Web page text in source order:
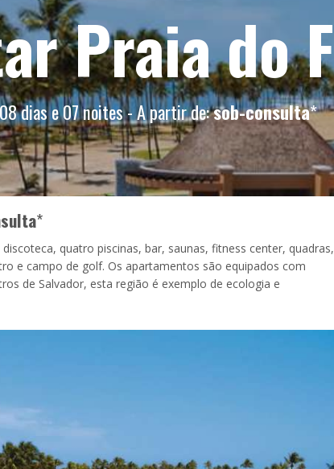
Praia do
dias e 07 noites - A partir de:sob-consulta*
*
quatro piscinas, bar, saunas, fitness center, quadras,
e campo de golf. Os apartamentos são equipados com
de Salvador, esta região é exemplo de ecologia e